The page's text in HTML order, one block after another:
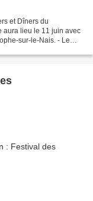
et Dîners du
aura lieu le 11 juin avec
sur-le-Nais. - Le